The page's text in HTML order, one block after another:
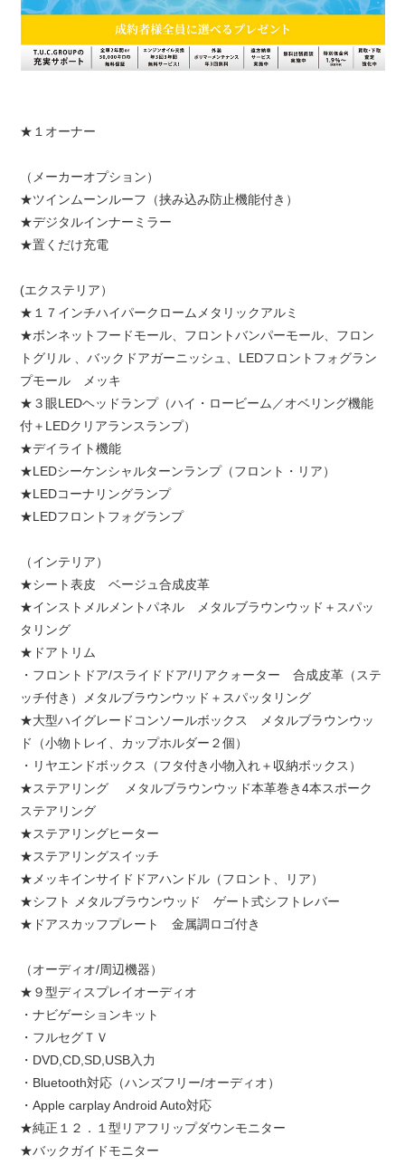
★１オーナー
（メーカーオプション）
★ツインムーンルーフ（挟み込み防止機能付き）
★デジタルインナーミラー
★置くだけ充電
(エクステリア）
★１７インチハイパークロームメタリックアルミ
★ボンネットフードモール、フロントバンパーモール、フロン
トグリル 、バックドアガーニッシュ、LEDフロントフォグラン
プモール メッキ
★３眼LEDヘッドランプ（ハイ・ロービーム／オベリング機能
付＋LEDクリアランスランプ）
★デイライト機能
★LEDシーケンシャルターンランプ（フロント・リア）
★LEDコーナリングランプ
★LEDフロントフォグランプ
（インテリア）
★シート表皮 ベージュ合成皮革
★インストメルメントパネル メタルブラウンウッド＋スパッ
タリング
★ドアトリム
・フロントドア/スライドドア/リアクォーター 合成皮革（ステ
ッチ付き）メタルブラウンウッド＋スパッタリング
★大型ハイグレードコンソールボックス メタルブラウンウッ
ド（小物トレイ、カップホルダー２個）
・リヤエンドボックス（フタ付き小物入れ＋収納ボックス）
★ステアリング メタルブラウンウッド本革巻き4本スポーク
ステアリング
★ステアリングヒーター
★ステアリングスイッチ
★メッキインサイドドアハンドル（フロント、リア）
★シフト メタルブラウンウッド ゲート式シフトレバー
★ドアスカッフプレート 金属調ロゴ付き
（オーディオ/周辺機器）
★９型ディスプレイオーディオ
・ナビゲーションキット
・フルセグＴＶ
・DVD,CD,SD,USB入力
・Bluetooth対応（ハンズフリー/オーディオ）
・Apple carplay Android Auto対応
★純正１２．１型リアフリップダウンモニター
★バックガイドモニター